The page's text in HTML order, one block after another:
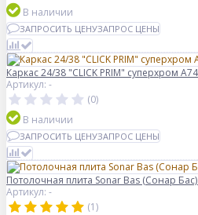
В наличии
ЗАПРОСИТЬ ЦЕНУЗАПРОС ЦЕНЫ
Каркас 24/38 "CLICK PRIM" суперхром
Артикул: -
(0)
В наличии
ЗАПРОСИТЬ ЦЕНУЗАПРОС ЦЕНЫ
Потолочная плита Sonar Bas (Сонар
Артикул: -
(1)